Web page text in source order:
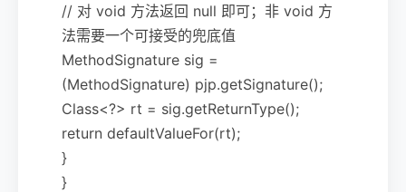
// 对 void 方法返回 null 即可；非 void 方
法需要一个可接受的兜底值
MethodSignature sig =
(MethodSignature) pjp.getSignature();
Class<?> rt = sig.getReturnType();
return defaultValueFor(rt);
}
}